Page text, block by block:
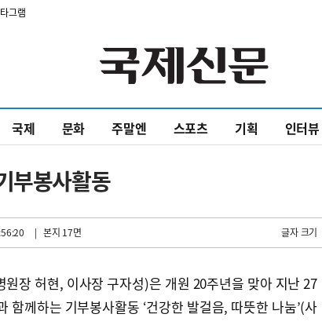
그램
국제 문화 주말엔 스포츠 기획 인터뷰
부봉사활동
| 본지 17면 글자 크기
장 허현, 이사장 구자성)은 개원 20주년을 맞아 지난 27
함께하는 기부봉사활동 ‘건강한 발걸음, 따뜻한 나눔’(사